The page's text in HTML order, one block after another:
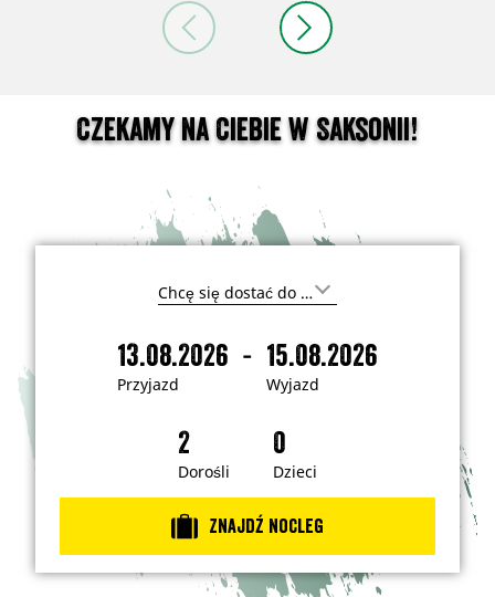
Czekamy na Ciebie w Saksonii!
G
i
e
c
ć
?
Przyjazd
13.08.2026 -
Wyjazd
15.08.2026
P
d
W
Dorośli Dzieci
Znajdź nocleg